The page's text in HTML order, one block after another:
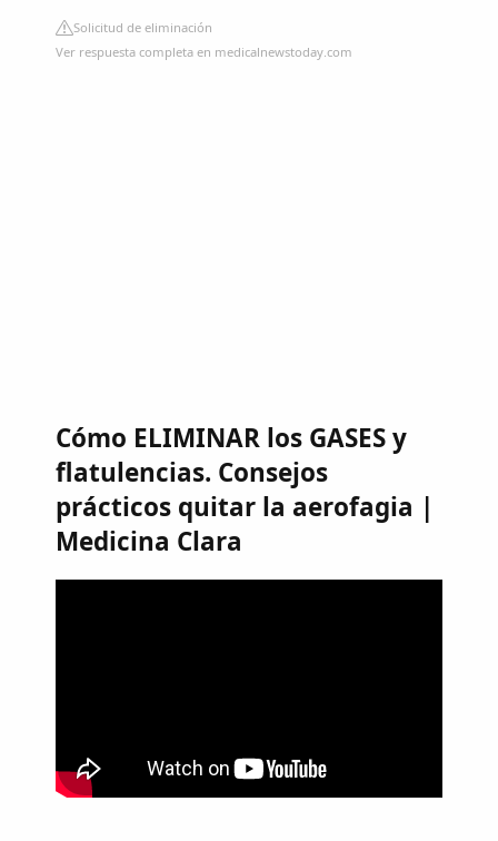
Solicitud de eliminación
Ver respuesta completa en medicalnewstoday.com
Cómo ELIMINAR los GASES y
flatulencias. Consejos
prácticos quitar la aerofagia |
Medicina Clara